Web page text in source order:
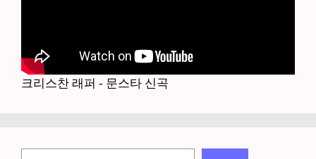
크리스찬 래퍼 - 문스타 신곡